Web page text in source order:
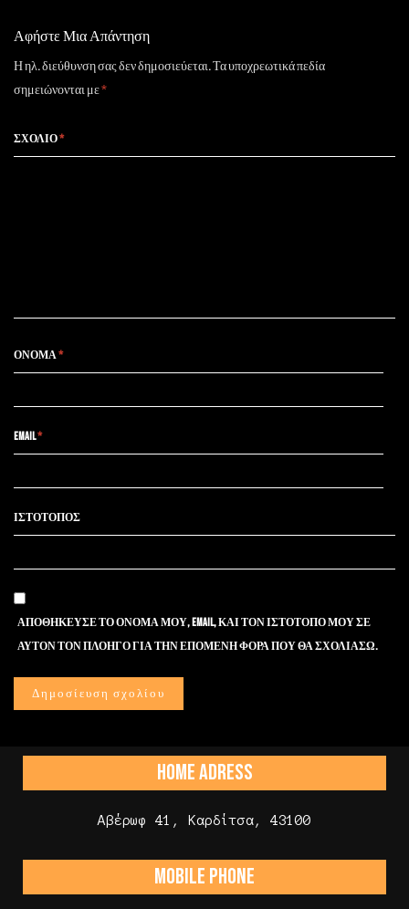
Αφήστε Μια Απάντηση
Η ηλ. διεύθυνση σας δεν δημοσιεύεται.Τα υποχρεωτικά πεδία
σημειώνονται με*
ΣΧΌΛΙΟ*
ΌΝΟΜΑ*
EMAIL*
ΙΣΤΌΤΟΠΟΣ
ΑΠΟΘΉΚΕΥΣΕ ΤΟ ΌΝΟΜΆ ΜΟΥ, EMAIL, ΚΑΙ ΤΟΝ ΙΣΤΌΤΟΠΟ ΜΟΥ ΣΕ
ΑΥΤΌΝ ΤΟΝ ΠΛΟΗΓΌ ΓΙΑ ΤΗΝ ΕΠΌΜΕΝΗ ΦΟΡΆ ΠΟΥ ΘΑ ΣΧΟΛΙΆΣΩ.
HOME ADRESS
Αβέρωφ 41, Καρδίτσα, 43100
MOBILE PHONE